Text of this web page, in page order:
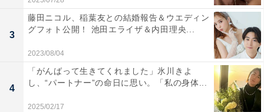
3
藤田ニコル、稲葉友との結婚報告＆ウエディン
グフォト公開！ 池田エライザ＆内田理央...
2023/08/04
4
「がんばって生きてくれました」氷川きよ
し、“パートナー”の命日に思い。「私の身体...
2025/02/17